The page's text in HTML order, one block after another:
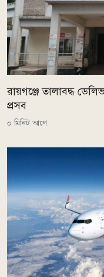
রায়গঞ্জে তালাবদ্ধ
প্রসব
০ মিনিট আগে